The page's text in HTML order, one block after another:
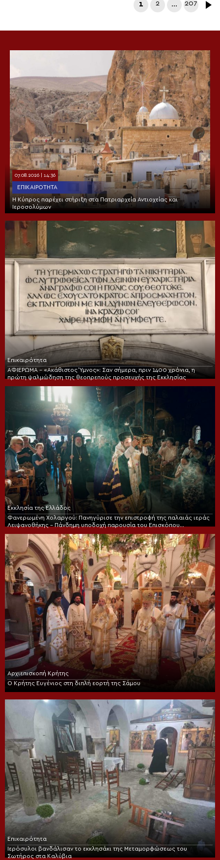
1 2 … 207
07.08.2026 | 14:36
ΕΠΙΚΑΙΡΌΤΗΤΑ
Η Κύπρος παρέχει στήριξη στα Πατριαρχεία Αντιοχείας και
Ιεροσολύμων
Επικαιρότητα
ΑΦΙΕΡΩΜΑ – «Ακάθιστος Ύμνος»: Σαν σήμερα, πριν 1400 χρόνια, η
πρώτη ψαλμώδηση της θεοπρεπούς προσευχής της Εκκλησίας
Εκκλησία της Ελλάδος
Φανερωμένη Χολαργού: Πανηγύρισε την επιστροφή της παλαιάς ιεράς
Λειψανοθήκης – Πάνδημη υποδοχή παρουσία του Επισκόπου
Αρχιεπισκοπή Κρήτης
Ο Κρήτης Ευγένιος στη διπλή εορτή της Σάμου
Επικαιρότητα
Ιερόσυλοι βανδάλισαν το εκκλησάκι της Μεταμορφώσεως του
Σωτήρος στα Καλύβια